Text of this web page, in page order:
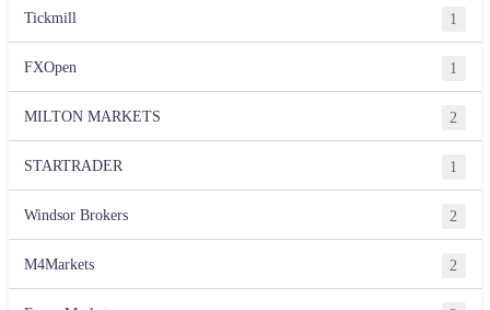
Tickmill 1
FXOpen 1
MILTON MARKETS 2
STARTRADER 1
Windsor Brokers 2
M4Markets 2